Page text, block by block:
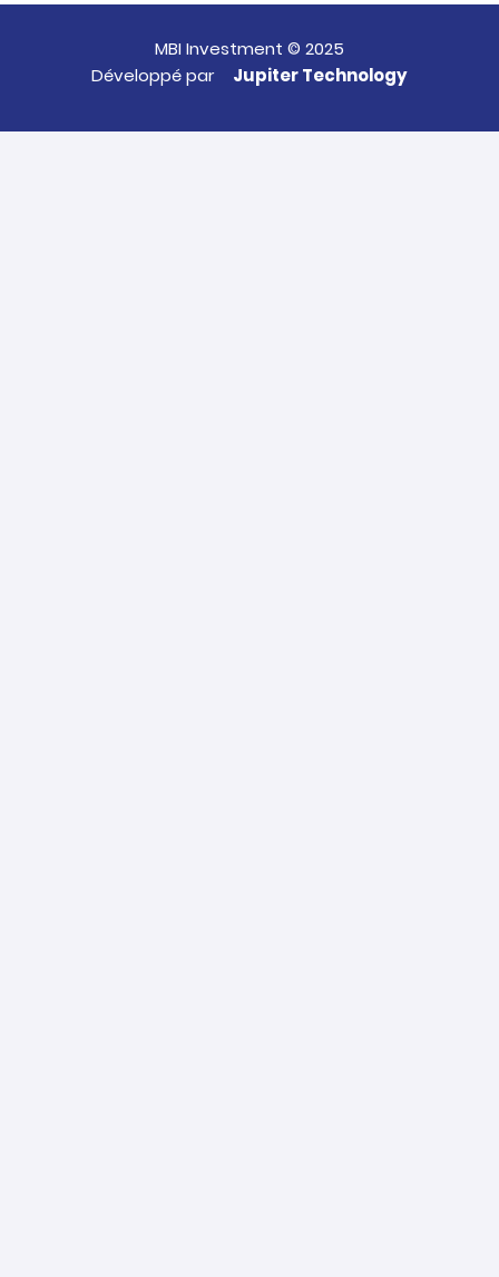
MBI Investment © 2025
Développé par
Jupiter Technology